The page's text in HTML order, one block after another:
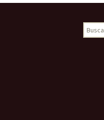
Buscar: